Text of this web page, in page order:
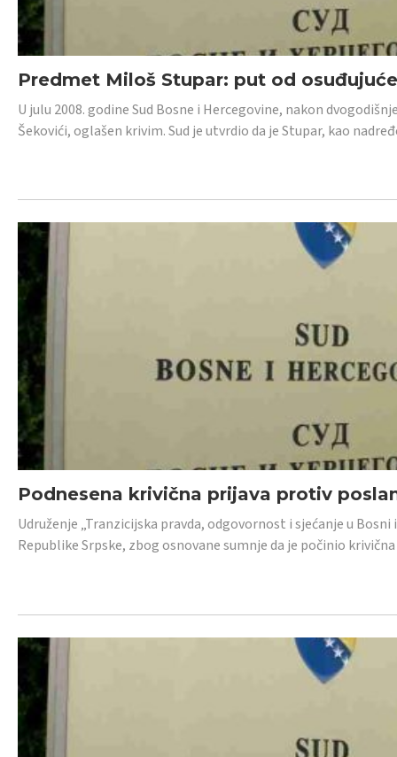
Predmet Miloš Stupar: put od
U julu 2008. godine Sud Bosne i Hercegovine, nakon
Šekovići, oglašen krivim. Sud je utvrdio da je Stupar, kao
Podnesena krivična prijava protiv
Udruženje „Tranzicijska pravda, odgovornost i sjećanje u
Republike Srpske, zbog osnovane sumnje da je počinio